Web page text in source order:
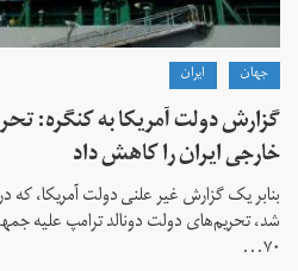
جهان ايران
خارجی ایران را کاهش داد
بنابر یک گزارش غیر علنی دولت آمریکا، که در
۷۰...